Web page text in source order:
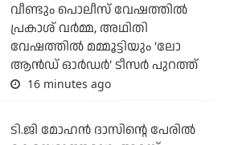
വീണ്ടും പൊലീസ് വേഷത്തിൽ
പ്രകാശ് വർമ്മ, അഥിതി
വേഷത്തിൽ മമ്മൂട്ടിയും ‘ലോ
ആൻഡ് ഓർഡർ’ ടീസർ പുറത്ത്
16 minutes ago
ടി.ജി മോഹന്‍ ദാസിന്റെ പേരില്‍